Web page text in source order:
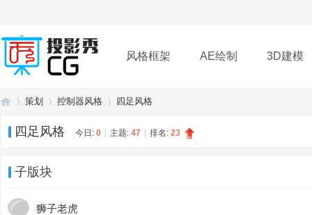
风格框架 AE绘制 3D建模
插件 帮助 下载
策划 控制器风格 四足风格
四足风格 今日: 0 主题: 47 排名: 23
子版块
狮子老虎